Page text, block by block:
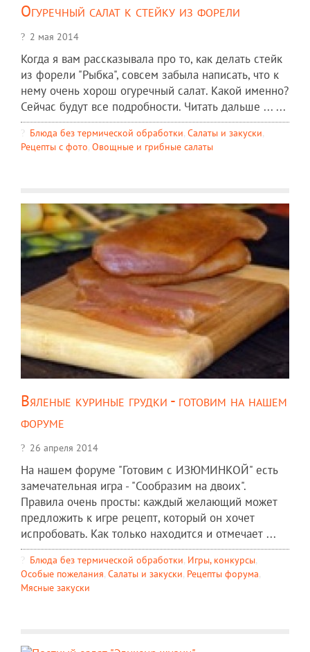
Огуречный салат к стейку из форели
2 мая 2014
Когда я вам рассказывала про то, как делать стейк
из форели "Рыбка", совсем забыла написать, что к
нему очень хорош огуречный салат. Какой именно?
Сейчас будут все подробности. Читать дальше ... ...
Блюда без термической обработки, Салаты и закуски,
Рецепты c фото, Овощные и грибные салаты
Вяленые куриные грудки - готовим на нашем
форуме
26 апреля 2014
На нашем форуме "Готовим с ИЗЮМИНКОЙ" есть
замечательная игра - "Сообразим на двоих".
Правила очень просты: каждый желающий может
предложить к игре рецепт, который он хочет
испробовать. Как только находится и отмечает ...
Блюда без термической обработки, Игры, конкурсы,
Особые пожелания, Салаты и закуски, Рецепты форума,
Мясные закуски